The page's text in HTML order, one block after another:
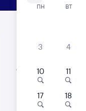
Расписание
Открыта продажа
Фирменный
013Н
ПН ВТ
3 4
10 11
17 18